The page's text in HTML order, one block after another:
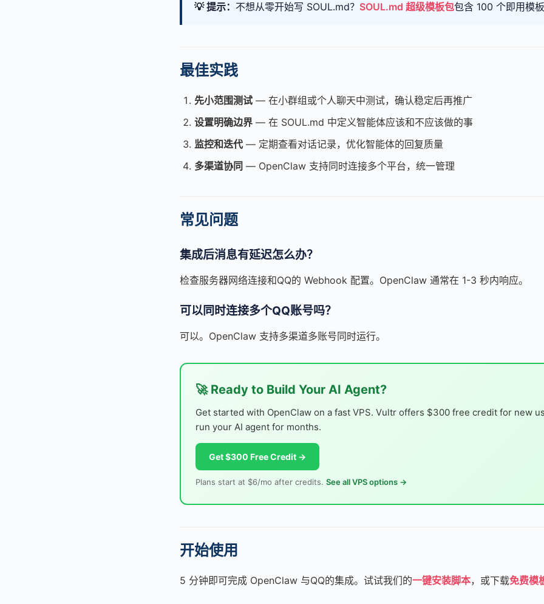
💡 提示： 不想从零开始写 SOUL.md？ SOUL.md 超级模板包包含 100 个即用模
最佳实践
先小范围测试 — 在小群组或个人聊天中测试，确认稳定后再推广
设置明确边界 — 在 SOUL.md 中定义智能体应该和不应该做的事
监控和迭代— 定期查看对话记录，优化智能体的回复质量
多渠道协同 — OpenClaw 支持同时连接多个平台，统一管理
常见问题
集成后消息有延迟怎么办？
检查服务器网络连接和QQ的 Webhook 配置。OpenClaw 通常在 1-3 秒内响应。
可以同时连接多个QQ账号吗？
可以。OpenClaw 支持多渠道多账号同时运行。
🚀 Ready to Build Your AI Agent?
Get started with OpenClaw on a fast VPS. Vultr offers $300 free credit for new
run your AI agent for months.
Get $300 Free Credit →
Plans start at $6/mo after credits. See all VPS options →
开始使用
5 分钟即可完成 OpenClaw 与QQ的集成。试试我们的一键安装脚本，或下载免费模